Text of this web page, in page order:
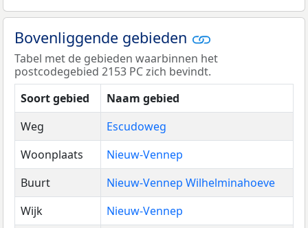
Bovenliggende gebieden
Tabel met de gebieden waarbinnen het
postcodegebied 2153 PC zich bevindt.
Soort gebied
Naam gebied
Weg
Escudoweg
Woonplaats
Nieuw-Vennep
Buurt
Nieuw-Vennep Wilhelminahoeve
Wijk
Nieuw-Vennep